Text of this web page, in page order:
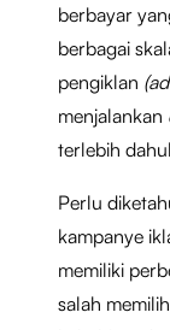
berbayar
berbagai
pengiklan
menjalankan
terlebih
Perlu
kampanye
memiliki
salah